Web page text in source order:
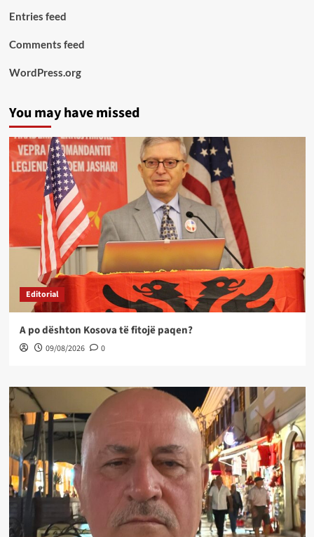
Entries feed
Comments feed
WordPress.org
You may have missed
Editorial
A po dështon Kosova të fitojë paqen?
09/08/2026 0